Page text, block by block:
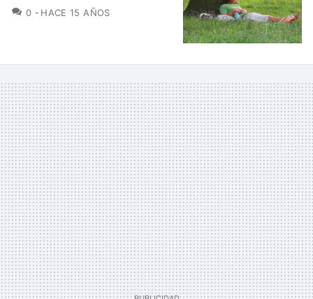
0 COMENTARIOS
HACE 15 AÑOS